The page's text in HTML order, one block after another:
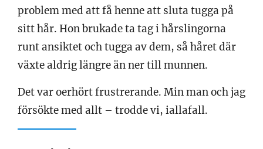
problem med att få henne att sluta tugga på
sitt hår. Hon brukade ta tag i hårslingorna
runt ansiktet och tugga av dem, så håret där
växte aldrig längre än ner till munnen.
Det var oerhört frustrerande. Min man och jag
försökte med allt – trodde vi, iallafall.